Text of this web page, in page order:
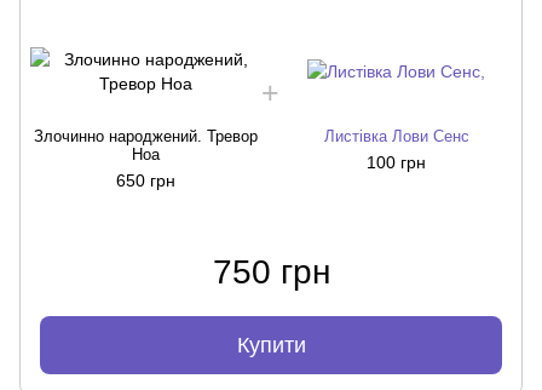
Злочинно народжений. Тревор
Ноа
650 грн
Листівка Лови Сенс
100 грн
750 грн
Купити